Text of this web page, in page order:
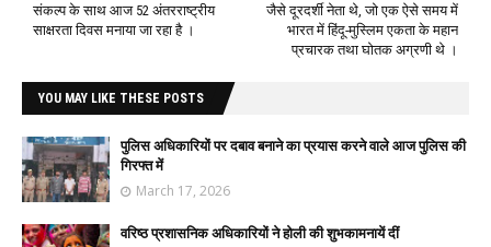
जैसे दूरदर्शी नेता थे, जो एक ऐसे समय में
भारत में हिंदू-मुस्लिम एकता के महान
प्रचारक तथा घोतक अग्रणी थे ।
संकल्प के साथ आज 52 अंतरराष्ट्रीय
साक्षरता दिवस मनाया जा रहा है ।
YOU MAY LIKE THESE POSTS
पुलिस अधिकारियों पर दबाव बनाने का प्रयास करने वाले आज पुलिस की
गिरफ्त में
March 17, 2026
वरिष्ठ प्रशासनिक अधिकारियों ने होली की शुभकामनायें दीं